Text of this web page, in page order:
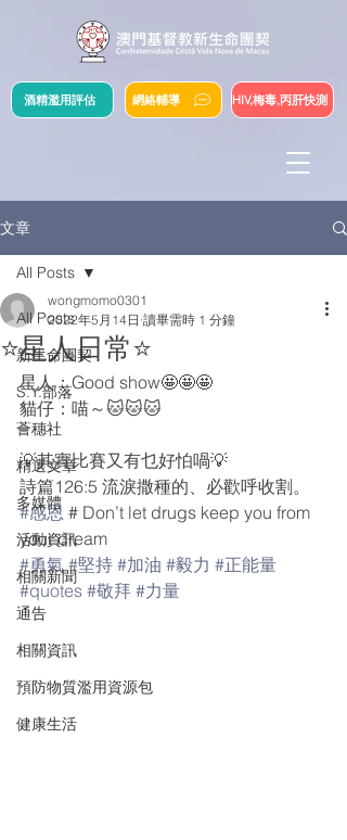
網絡輔導
酒精濫用評估 HIV,梅毒,丙肝快測
文章
All Posts
新生命團契
S.Y.部落
薈穗社
精選文章
多媒體
活動資訊
相關新聞
通告
相關資訊
預防物質濫用資源包
健康生活
All Posts
⭐️星人日常⭐️
wongmomo0301
2022年5月14日 讀畢需時 1 分鐘
星人：Good show🤩🤩🤩
貓仔：喵～🐱🐱🐱
💡其實比賽又有乜好怕喎💡
詩篇126:5 流淚撒種的、必歡呼收割。
#感恩 # Don’t let drugs keep you from
your dream
#勇氣 #堅持 #加油 #毅力 #正能量
#quotes #敬拜 #力量